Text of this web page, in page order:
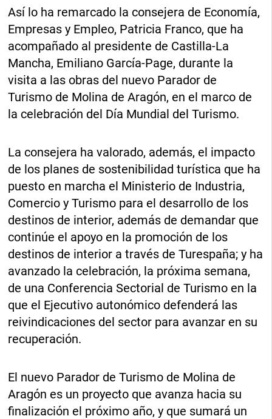
Así lo ha remarcado la consejera de Economía,
Empresas y Empleo, Patricia Franco, que ha
acompañado al presidente de Castilla-La
Mancha, Emiliano García-Page, durante la
visita a las obras del nuevo Parador de
Turismo de Molina de Aragón, en el marco de
la celebración del Día Mundial del Turismo.
La consejera ha valorado, además, el impacto
de los planes de sostenibilidad turística que ha
puesto en marcha el Ministerio de Industria,
Comercio y Turismo para el desarrollo de los
destinos de interior, además de demandar que
continúe el apoyo en la promoción de los
destinos de interior a través de Turespaña; y ha
avanzado la celebración, la próxima semana,
de una Conferencia Sectorial de Turismo en la
que el Ejecutivo autonómico defenderá las
reivindicaciones del sector para avanzar en su
recuperación.
El nuevo Parador de Turismo de Molina de
Aragón es un proyecto que avanza hacia su
finalización el próximo año, y que sumará un